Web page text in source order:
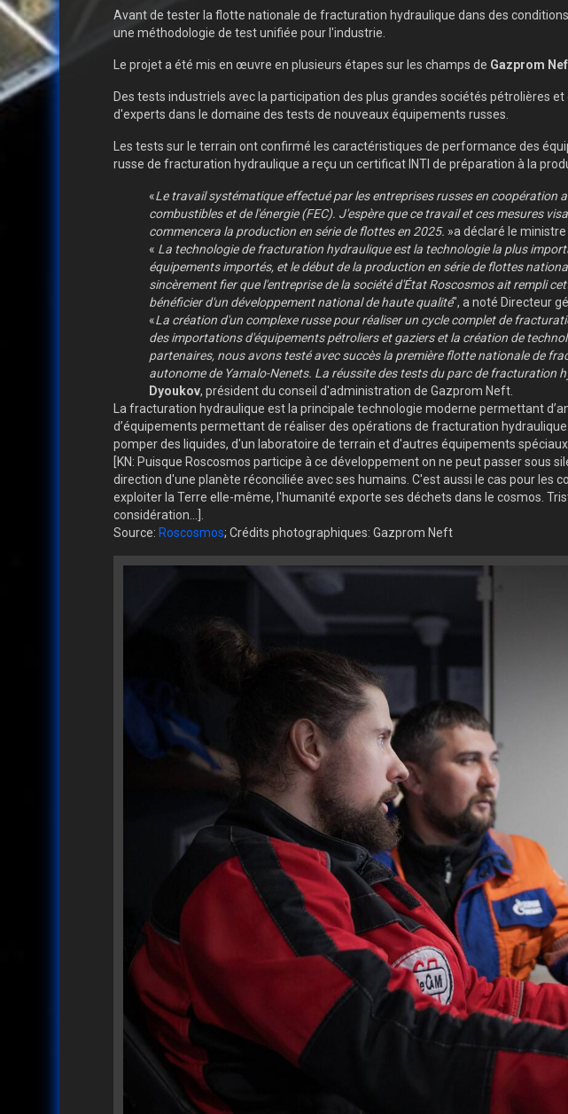
Avant de tester la flotte nationale de fracturation hydraulique dans des
une méthodologie de test unifiée pour l'industrie.
Le projet a été mis en œuvre en plusieurs étapes sur les champs de Gazprom
Des tests industriels avec la participation des plus grandes sociétés pétrolières
d'experts dans le domaine des tests de nouveaux équipements russes.
Les tests sur le terrain ont confirmé les caractéristiques de performance des
russe de fracturation hydraulique a reçu un certificat INTI de préparation à la
«Le travail systématique effectué par les entreprises russes en coopération
combustibles et de l'énergie (FEC). J'espère que ce travail et ces mesures
commencera la production en série de flottes en 2025. »a déclaré le
« La technologie de fracturation hydraulique est la technologie la plus
équipements importés, et le début de la production en série de flottes
sincèrement fier que l'entreprise de la société d'État Roscosmos ait rempli
bénéficier d'un développement national de haute qualité", a noté Directeur
«La création d'un complexe russe pour réaliser un cycle complet de
des importations d'équipements pétroliers et gaziers et la création de
partenaires, nous avons testé avec succès la première flotte nationale de
autonome de Yamalo-Nenets. La réussite des tests du parc de fracturation
Dyoukov, président du conseil d'administration de Gazprom Neft.
La fracturation hydraulique est la principale technologie moderne permettant
d’équipements permettant de réaliser des opérations de fracturation
pomper des liquides, d'un laboratoire de terrain et d'autres équipements
[KN: Puisque Roscosmos participe à ce développement on ne peut passer
direction d'une planète réconciliée avec ses humains. C'est aussi le cas pour
exploiter la Terre elle-même, l'humanité exporte ses déchets dans le cosmos.
considération...].
Source: Roscosmos; Crédits photographiques: Gazprom Neft